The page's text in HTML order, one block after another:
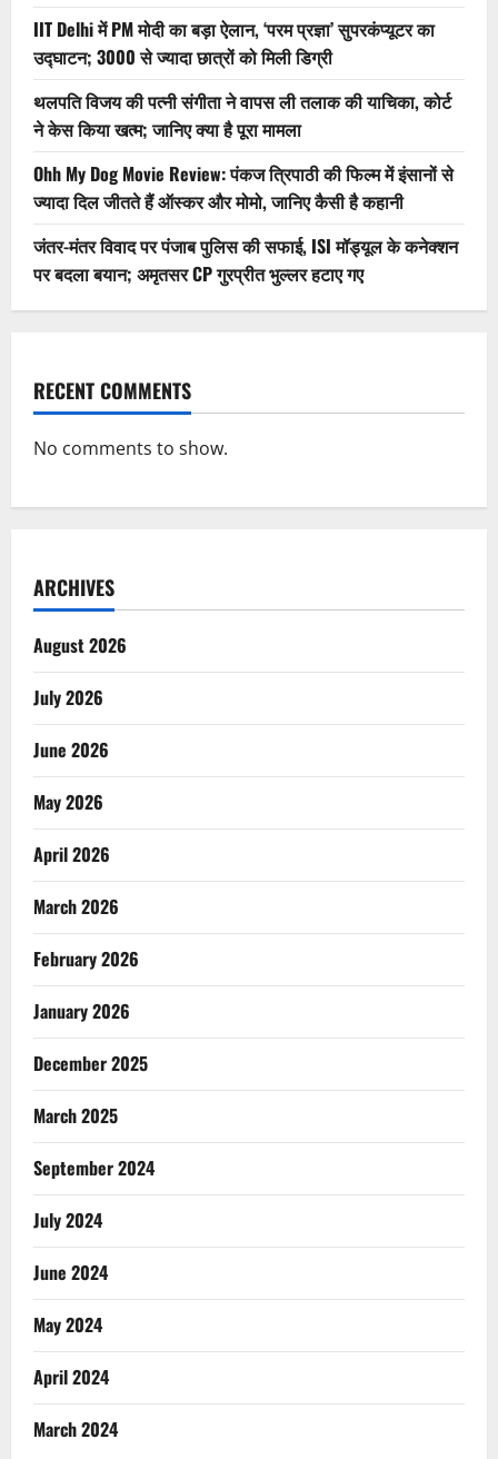
IIT Delhi में PM मोदी का बड़ा ऐलान, ‘परम प्रज्ञा’ सुपरकंप्यूटर का
उद्घाटन; 3000 से ज्यादा छात्रों को मिली डिग्री
थलपति विजय की पत्नी संगीता ने वापस ली तलाक की याचिका, कोर्ट
ने केस किया खत्म; जानिए क्या है पूरा मामला
Ohh My Dog Movie Review: पंकज त्रिपाठी की फिल्म में इंसानों से
ज्यादा दिल जीतते हैं ऑस्कर और मोमो, जानिए कैसी है कहानी
जंतर-मंतर विवाद पर पंजाब पुलिस की सफाई, ISI मॉड्यूल के कनेक्शन
पर बदला बयान; अमृतसर CP गुरप्रीत भुल्लर हटाए गए
RECENT COMMENTS
No comments to show.
ARCHIVES
August 2026
July 2026
June 2026
May 2026
April 2026
March 2026
February 2026
January 2026
December 2025
March 2025
September 2024
July 2024
June 2024
May 2024
April 2024
March 2024